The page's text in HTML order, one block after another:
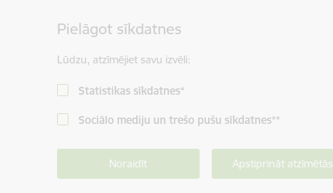
Pielāgot sīkdatnes
Lūdzu, atzīmējiet savu izvēli:
Statistikas sīkdatnes*
Sociālo mediju un trešo pušu sīkdatnes**
Noraidīt Apstiprināt atzīmētās